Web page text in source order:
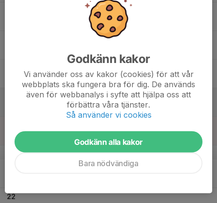
Sön
v.52
22
Godkänn kakor
Vi använder oss av kakor (cookies) för att vår
webbplats ska fungera bra för dig. De används
även för webbanalys i syfte att hjälpa oss att
förbättra våra tjänster.
Så använder vi cookies
Godkänn alla kakor
Bara nödvändiga